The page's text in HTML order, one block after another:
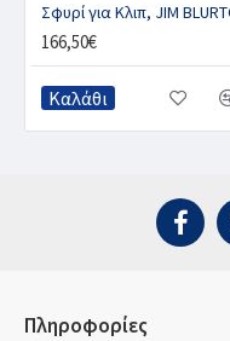
166,50€
Καλάθι
Πληροφορίες